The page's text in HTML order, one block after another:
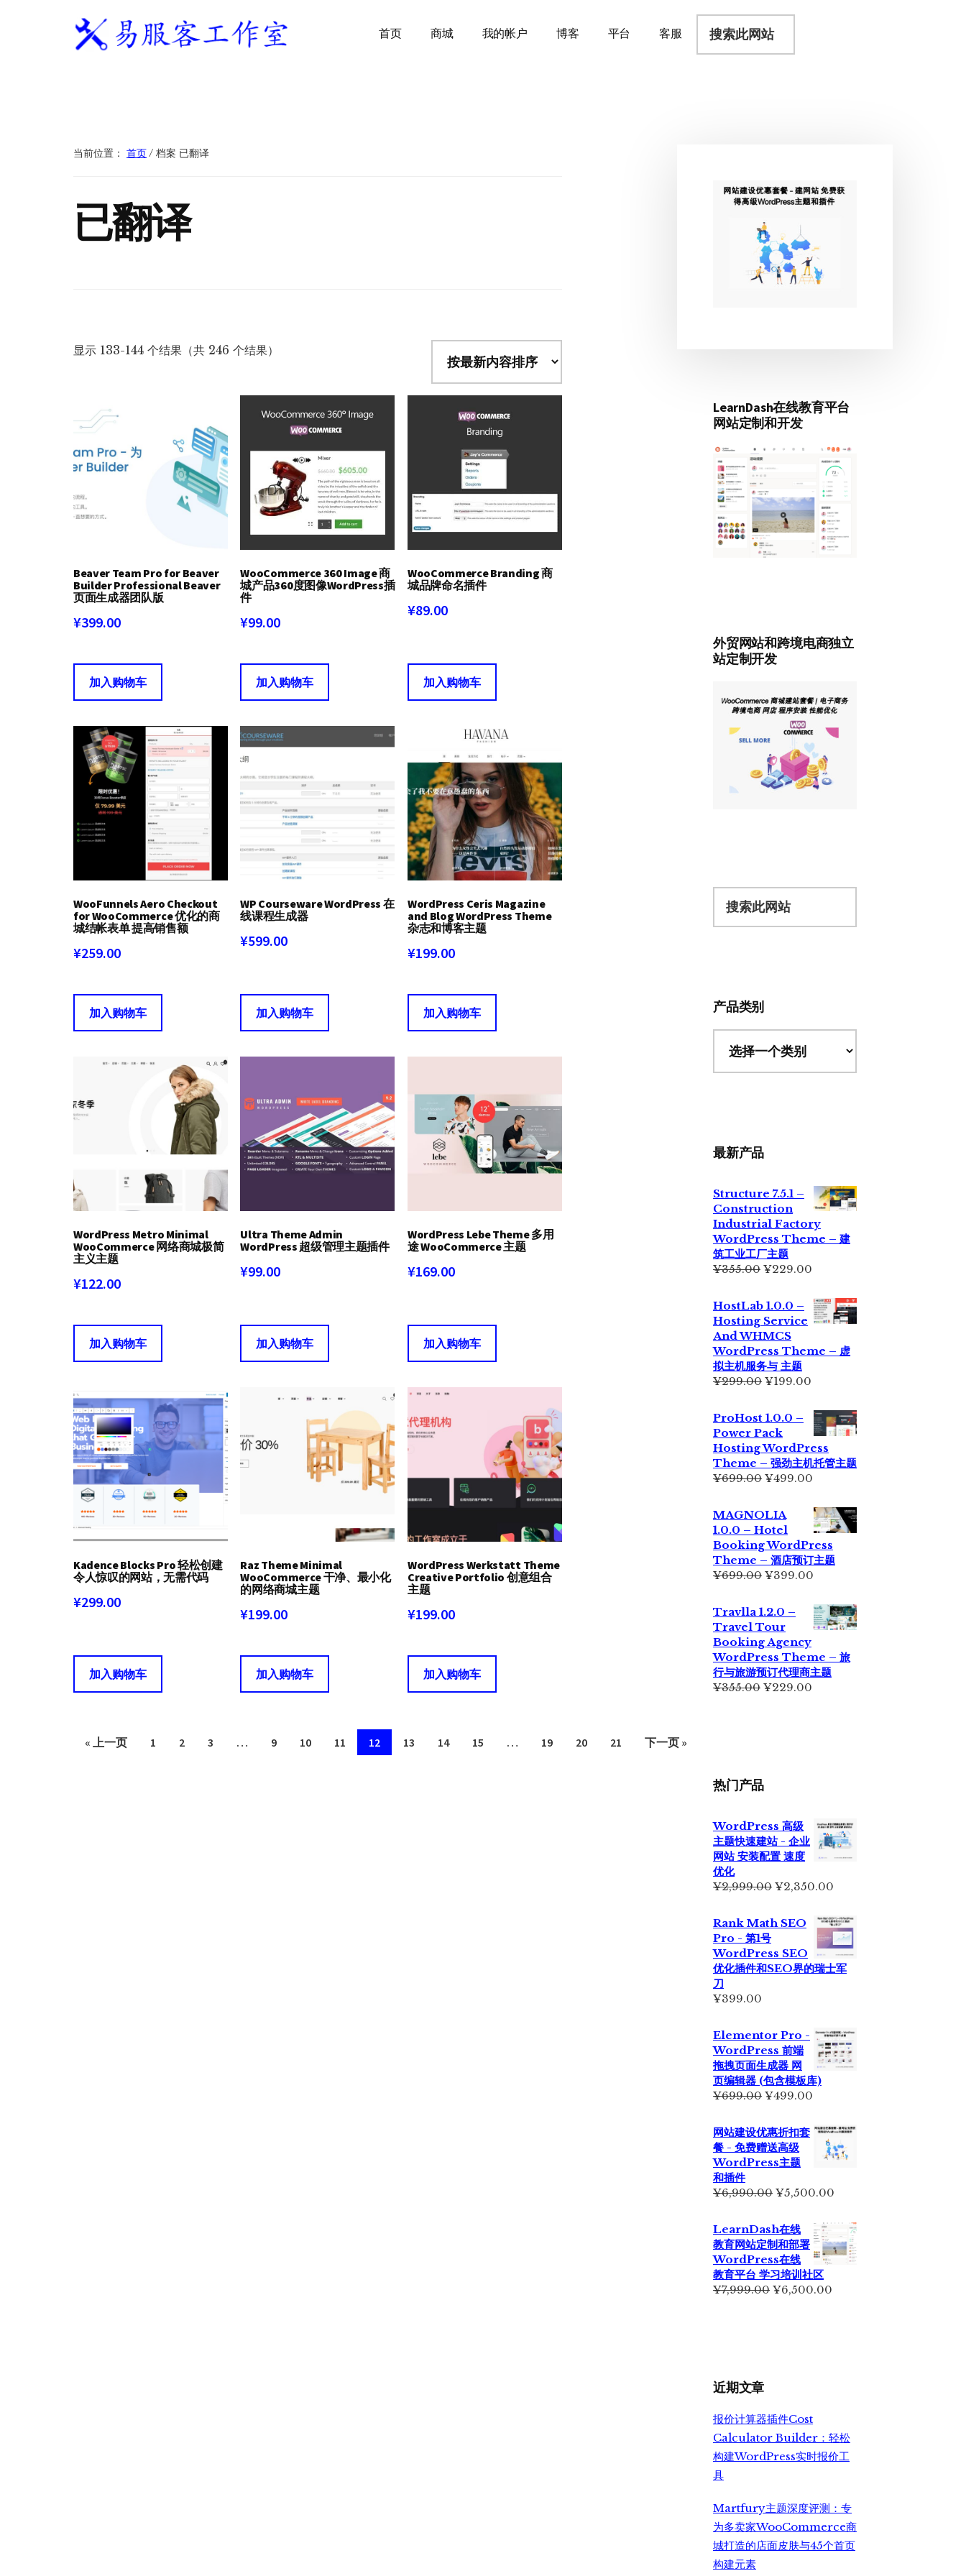
作
建
务
首页 商城 我的帐户 博客 平台 客服
当前位置： 首页/ 档案 已翻译
已翻译
显示 133-144 个结果（共 246 个结果）
内
排
序
Beaver Team Pro for Beaver
Builder Professional Beaver
页面生成器团队版
¥399.00
加入购物车
WooCommerce 360 Image 商
城产品360度图像WordPress插
件
¥99.00
加入购物车
WooCommerce Branding 商
城品牌命名插件
¥89.00
加入购物车
WooFunnels Aero Checkout
for WooCommerce 优化的商
城结帐表单 提高销售额
¥259.00
加入购物车
WP Courseware WordPress 在
线课程生成器
¥599.00
加入购物车
WordPress Ceris Magazine
and Blog WordPress Theme
杂志和博客主题
¥199.00
加入购物车
WordPress Metro Minimal
WooCommerce 网络商城极简
主义主题
¥122.00
加入购物车
Ultra Theme Admin
WordPress 超级管理主题插件
¥99.00
加入购物车
WordPress Lebe Theme 多用
途 WooCommerce 主题
¥169.00
加入购物车
Kadence Blocks Pro 轻松创建
令人惊叹的网站，无需代码
¥299.00
加入购物车
Raz Theme Minimal
WooCommerce 干净、最小化
的网络商城主题
¥199.00
加入购物车
WordPress Werkstatt Theme
Creative Portfolio 创意组合
主题
¥199.00
加入购物车
« 上一页 1 2 3 … 9 10 11 12 13 14 15 … 19 20 21 下一页 »
LearnDash在线教育平台
网站定制和开发
外贸网站和跨境电商独立
站定制开发
产品类别
最新产品
Structure 7.5.1 –
Construction
Industrial Factory
WordPress Theme – 建
筑工业工厂主题
¥355.00 原
为：
¥355.00。
¥229.00
价
格
¥229.00。
HostLab 1.0.0 –
Hosting Service
And WHMCS
WordPress Theme – 虚
拟主机服务与 主题
¥299.00 原
为：
¥299.00。
¥199.00
价
格
为：
¥199.00。
ProHost 1.0.0 –
Power Pack
Hosting WordPress
Theme – 强劲主机托管主题
¥699.00 原
¥699.00。
¥499.00
价
格
为：
¥499.00。
MAGNOLIA
1.0.0 – Hotel
Booking WordPress
Theme – 酒店预订主题
¥699.00 原
¥699.00。
¥399.00
价
格
为：
¥399.00。
Travlla 1.2.0 –
Travel Tour
Booking Agency
WordPress Theme – 旅
行与旅游预订代理商主题
¥355.00 原
¥229.00
热门产品
WordPress 高级
主题快速建站 - 企业
网站 安装配置 速度
优化
¥2,999.00 原
¥2,999.00。
¥2,350.00
价
格
为：
¥2,350.00。
Rank Math SEO
Pro - 第1号
WordPress SEO
优化插件和SEO界的瑞士军
刀
¥399.00
Elementor Pro -
WordPress 前端
拖拽页面生成器 网
页编辑器 (包含模板库)
¥699.00 原
为：
¥699.00。
¥499.00
价
为：
网站建设优惠折扣套
餐 - 免费赠送高级
WordPress主题
和插件
¥6,990.00 原
为：
¥6,990.00。
¥5,500.00
价
格
为：
LearnDash在线
教育网站定制和部署
WordPress在线
教育平台 学习培训社区
¥7,999.00 原
¥6,500.00
近期文章
报价计算器插件Cost
Calculator Builder：轻松
构建WordPress实时报价工
具
Martfury主题深度评测：专
为多卖家WooCommerce商
城打造的店面皮肤与45个首页
构建元素